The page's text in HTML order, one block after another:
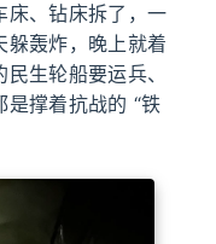
床、钻床拆了，一
躲轰炸，晚上就着
生轮船要运兵、
撑着抗战的 “铁